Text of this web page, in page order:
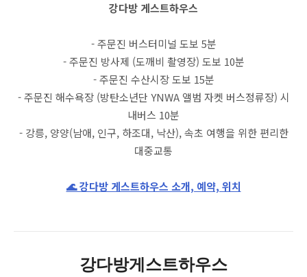
강다방 게스트하우스
- 주문진 버스터미널 도보 5분
- 주문진 방사제 (도깨비 촬영장) 도보 10분
- 주문진 수산시장 도보 15분
- 주문진 해수욕장 (방탄소년단 YNWA 앨범 자켓 버스정류장) 시
내버스 10분
- 강릉, 양양(남애, 인구, 하조대, 낙산), 속초 여행을 위한 편리한
대중교통
🌊 강다방 게스트하우스 소개, 예약, 위치